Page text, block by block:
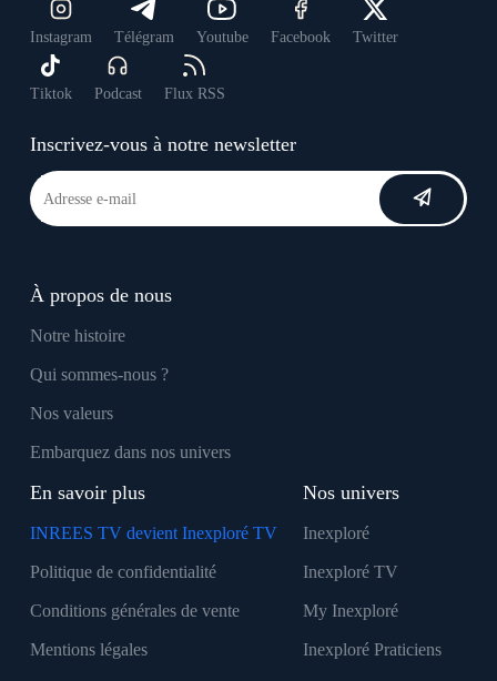
Instagram Télégram Youtube Facebook Twitter
Tiktok Podcast Flux RSS
Inscrivez-vous à notre newsletter
À propos de nous
Notre histoire
Qui sommes-nous ?
Nos valeurs
Embarquez dans nos univers
En savoir plus
INREES TV devient Inexploré TV
Politique de confidentialité
Conditions générales de vente
Mentions légales
Nos univers
Inexploré
Inexploré TV
My Inexploré
Inexploré Praticiens